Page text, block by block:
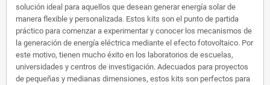
solución ideal para aquellos que desean generar energía solar de
manera flexible y personalizada. Estos kits son el punto de partida
práctico para comenzar a experimentar y conocer los mecanismos de
la generación de energía eléctrica mediante el efecto fotovoltaico. Por
este motivo, tienen mucho éxito en los laboratorios de escuelas,
universidades y centros de investigación. Adecuados para proyectos
de pequeñas y medianas dimensiones, estos kits son perfectos para